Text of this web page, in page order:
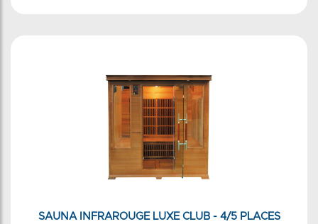
SAUNA INFRAROUGE LUXE CLUB - 4/5 PLACES